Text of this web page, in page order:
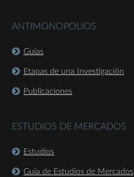
ANTIMONOPOLIOS
Guías
Etapas de una Investigación
Publicaciones
ESTUDIOS DE MERCADOS
Estudios
Guía de Estudios de Mercados